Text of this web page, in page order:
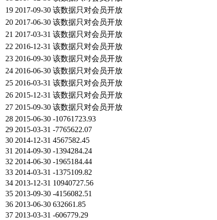
19 2017-09-30 该数据只对会员开放
20 2017-06-30 该数据只对会员开放
21 2017-03-31 该数据只对会员开放
22 2016-12-31 该数据只对会员开放
23 2016-09-30 该数据只对会员开放
24 2016-06-30 该数据只对会员开放
25 2016-03-31 该数据只对会员开放
26 2015-12-31 该数据只对会员开放
27 2015-09-30 该数据只对会员开放
28 2015-06-30 -10761723.93
29 2015-03-31 -7765622.07
30 2014-12-31 4567582.45
31 2014-09-30 -1394284.24
32 2014-06-30 -1965184.44
33 2014-03-31 -1375109.82
34 2013-12-31 10940727.56
35 2013-09-30 -4156082.51
36 2013-06-30 632661.85
37 2013-03-31 -606779.29